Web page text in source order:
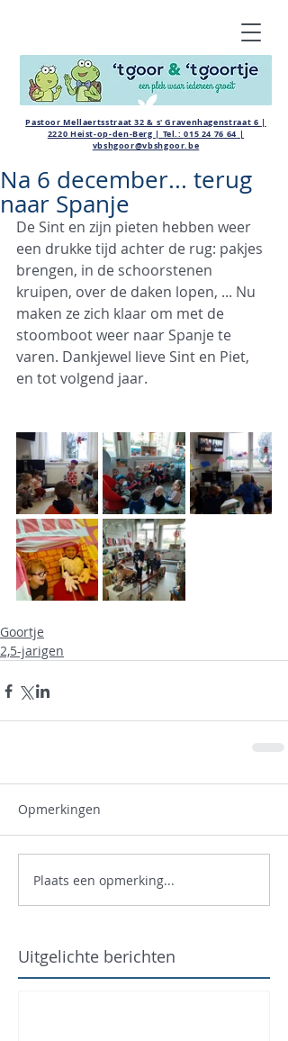
Pastoor Mellaertsstraat 32 & s' Gravenhagenstraat 6 |
2220 Heist-op-den-Berg | Tel.:015 24 76 64 |
vbshgoor@vbshgoor.be
Na 6 december... terug
naar Spanje
De Sint en zijn pieten hebben weer
een drukke tijd achter de rug: pakjes
brengen, in de schoorstenen
kruipen, over de daken lopen, ... Nu
maken ze zich klaar om met de
stoomboot weer naar Spanje te
varen. Dankjewel lieve Sint en Piet,
en tot volgend jaar.
Goortje
2,5-jarigen
Opmerkingen
Plaats een opmerking...
Uitgelichte berichten